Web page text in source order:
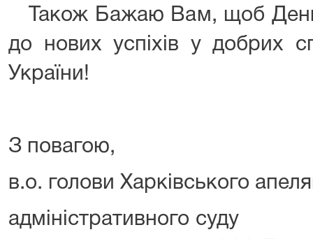
Також Бажаю Вам, щоб День
до нових успіхів у добрих
України!
З повагою,
в.о. голови Харківського